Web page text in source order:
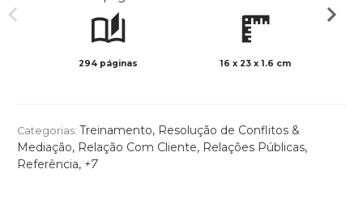
294 páginas 16 x 23 x 1.6 cm
Categorias: Treinamento, Resolução de Conflitos &
Mediação, Relação Com Cliente, Relações Públicas,
Referência, +7